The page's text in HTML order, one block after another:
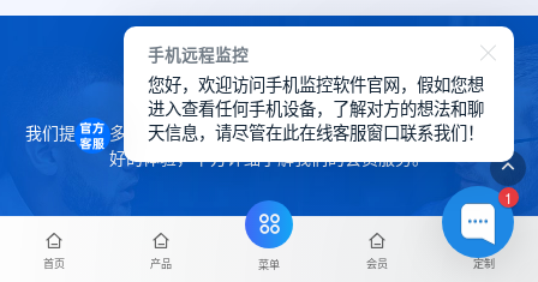
会员服务
我们提供了多种会员服务来帮助您在华鲸手机监控软件上获得更良
好的体验，下方详细了解我们的会员服务。
首页 产品 菜单 会员 定制
1
手机远程监控
您好，欢迎访问手机监控软件官网，假如您想
进入查看任何手机设备，了解对方的想法和聊
天信息，请尽管在此在线客服窗口联系我们！